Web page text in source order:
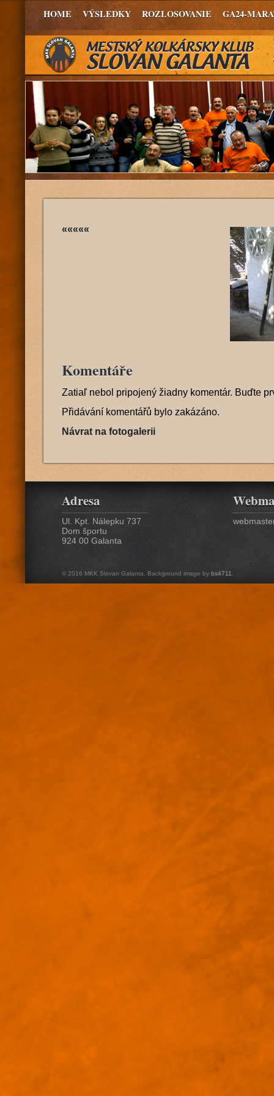
HOME VÝSLEDKY ROZLOSOVANIE GA24-
«««««
Komentáře
Zatiaľ nebol pripojený žiadny komentár. Buďte
Přidávání komentářů bylo zakázáno.
Návrat na fotogalerii
Adresa
Ul. Kpt. Nálepku 737
Dom športu
924 00 Galanta
© 2016 MKK Slovan Galanta. Background image by bs4711